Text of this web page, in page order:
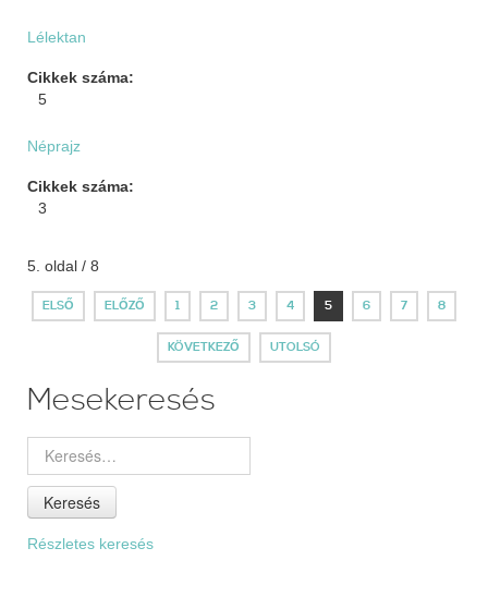
Lélektan
Cikkek száma:
5
Néprajz
Cikkek száma:
3
5. oldal / 8
ELSŐ ELŐZŐ 1 2 3 4 5 6 7 8
KÖVETKEZŐ UTOLSÓ
Mesekeresés
Keresés
Részletes keresés